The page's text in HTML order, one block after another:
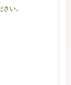
い。